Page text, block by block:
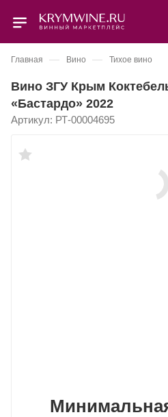
Главная — Вино — Тихое вино
Вино ЗГУ Крым
«Бастардо» 2022
Артикул: РТ-00004695